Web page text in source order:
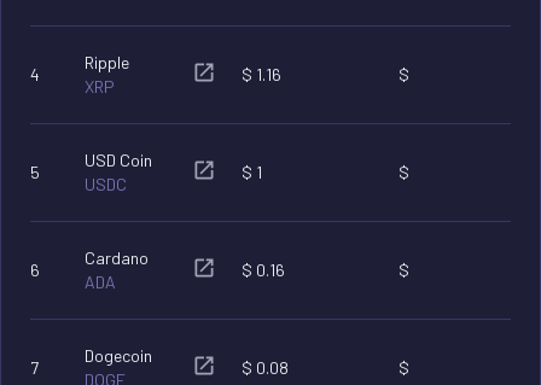
4
Ripple
XRP
$ 1.16 $
5
USD Coin
USDC
$ 1 $
6
Cardano
ADA
$ 0.16 $
7
Dogecoin
DOGE
$ 0.08 $